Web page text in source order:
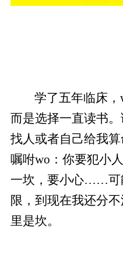
学了五年临床，
而是选择一直读书
找人或者自己给我
嘱咐wo：你要犯小
一坎，要小心……可
限，到现在我还分
里是坎。